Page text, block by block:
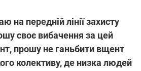
на передній лінії захисту
своє вибачення за цей
прошу не ганьбити вщент
колективу, де низка людей